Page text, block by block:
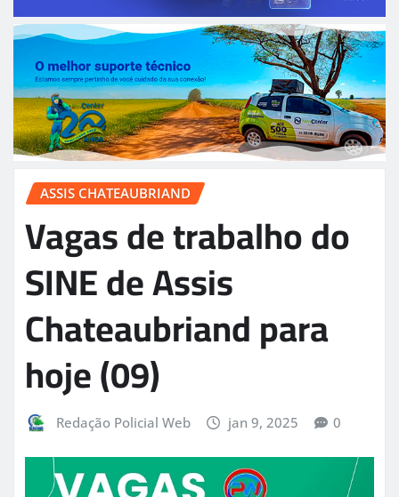
ASSIS CHATEAUBRIAND
Vagas de trabalho do
SINE de Assis
Chateaubriand para
hoje (09)
Redação Policial Web jan 9, 2025 0